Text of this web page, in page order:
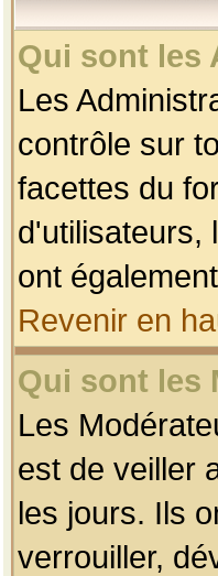
Qui sont les
Les
contrôle sur
facettes du
d'utilisateurs,
ont
Revenir en
Qui sont les
Les
est de veiller
les jours. Ils
verrouiller,